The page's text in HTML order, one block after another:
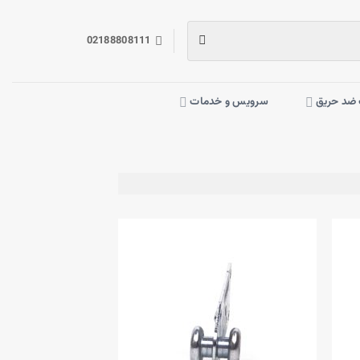
02188808111
ضد حریق سرویس و خدمات